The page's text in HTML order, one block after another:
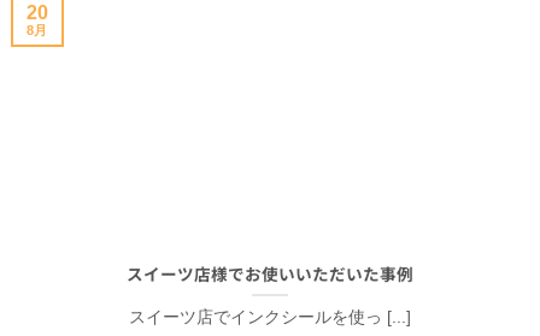
スイーツ店様でお使いいただいた事例
スイーツ店でインクシールを使っ [...]
20
8月